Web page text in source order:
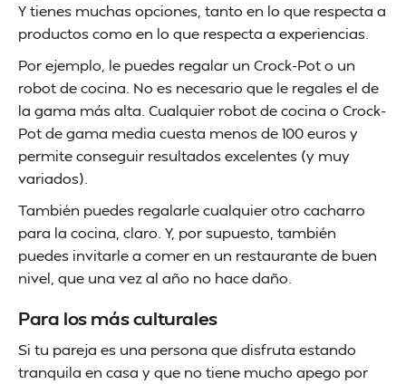
Y tienes muchas opciones, tanto en lo que respecta a
productos como en lo que respecta a experiencias.
Por ejemplo, le puedes regalar un Crock-Pot o un
robot de cocina. No es necesario que le regales el de
la gama más alta. Cualquier robot de cocina o Crock-
Pot de gama media cuesta menos de 100 euros y
permite conseguir resultados excelentes (y muy
variados).
También puedes regalarle cualquier otro cacharro
para la cocina, claro. Y, por supuesto, también
puedes invitarle a comer en un restaurante de buen
nivel, que una vez al año no hace daño.
Para los más culturales
Si tu pareja es una persona que disfruta estando
tranquila en casa y que no tiene mucho apego por